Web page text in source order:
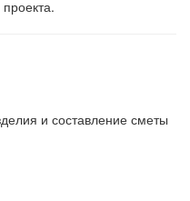
и составление сметы